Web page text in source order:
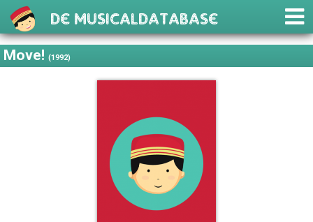
De Musicaldatabase
Move!(1992)